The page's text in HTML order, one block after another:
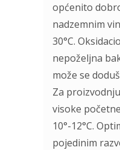
općenito
nadzemnim
30°C.
nepoželjna
može se
Za
visoke
10°-12°C.
pojedinim